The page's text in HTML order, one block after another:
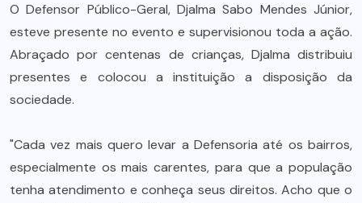
O Defensor Público-Geral, Djalma Sabo Mendes Júnior,
esteve presente no evento e supervisionou toda a ação.
Abraçado por centenas de crianças, Djalma distribuiu
presentes e colocou a instituição a disposição da
sociedade.
"Cada vez mais quero levar a Defensoria até os bairros,
especialmente os mais carentes, para que a população
tenha atendimento e conheça seus direitos. Acho que o